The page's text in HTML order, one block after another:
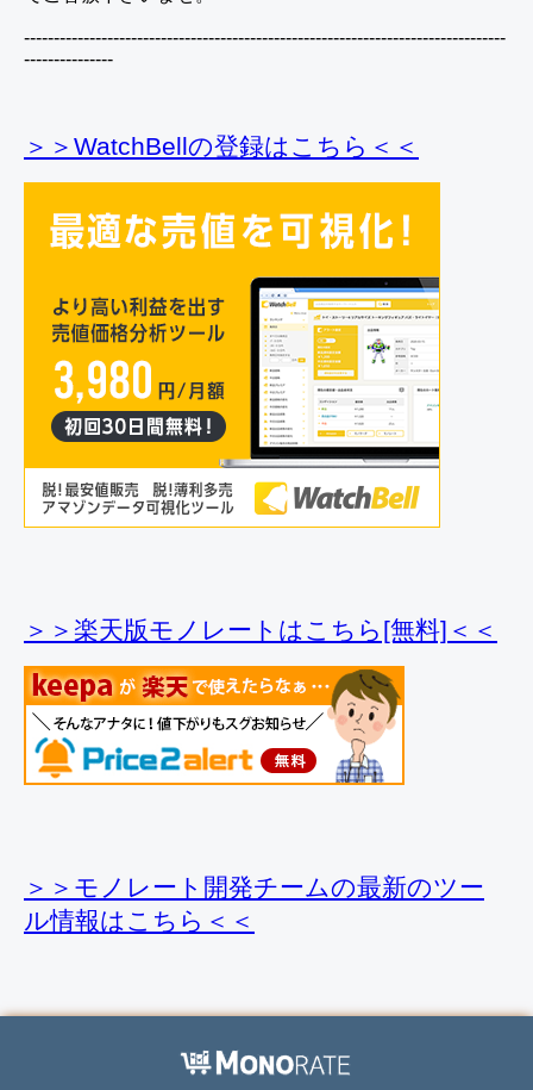
---------------------------------------------------------------------------------
---------------
＞＞WatchBellの登録はこちら＜＜
＞＞楽天版モノレートはこちら[無料]＜＜
＞＞モノレート開発チームの最新のツー
ル情報はこちら＜＜